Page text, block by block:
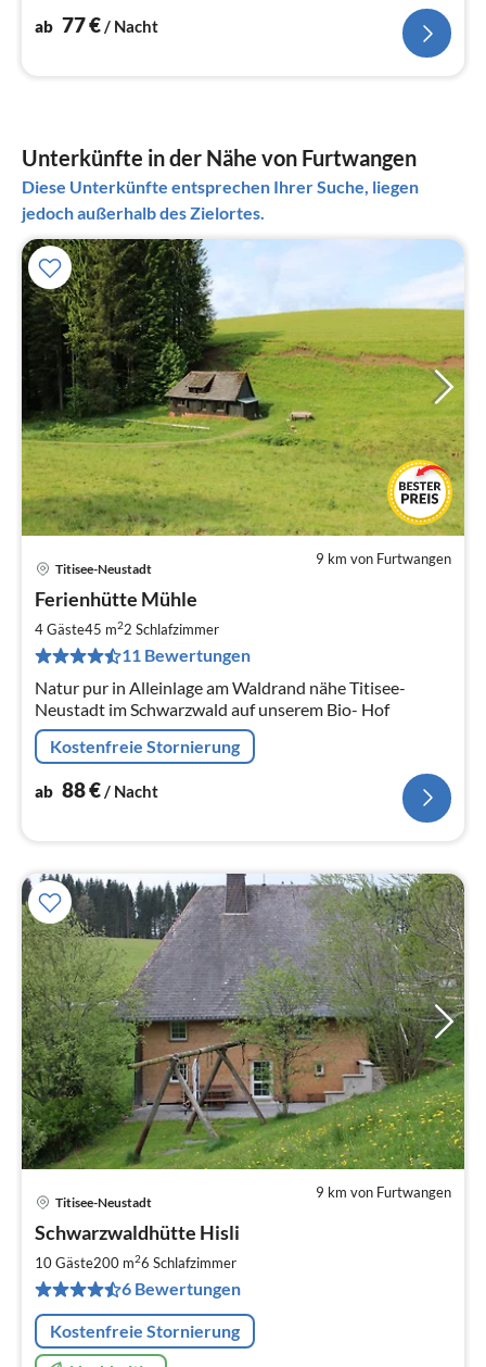
ab 77€/ Nacht
Unterkünfte in der Nähe von Furtwangen
Diese Unterkünfte entsprechen Ihrer Suche, liegen
jedoch außerhalb des Zielortes.
9 km von Furtwangen
Titisee-Neustadt
Ferienhütte Mühle
4 Gäste45 m22 Schlafzimmer
11 Bewertungen
Natur pur in Alleinlage am Waldrand nähe Titisee-
Neustadt im Schwarzwald auf unserem Bio- Hof
Kostenfreie Stornierung
ab 88€/ Nacht
9 km von Furtwangen
Titisee-Neustadt
Schwarzwaldhütte Hisli
10 Gäste200 m26 Schlafzimmer
6 Bewertungen
Kostenfreie Stornierung